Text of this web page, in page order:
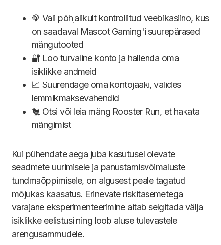
🦚 Vali põhjalikult kontrollitud veebikasiino, kus
on saadaval Mascot Gaming'i suurepärased
mängutooted
🔐 Loo turvaline konto ja hallenda oma
isiklikke andmeid
📈 Suurendage oma kontojääki, valides
lemmikmaksevahendid
🐔 Otsi või leia mäng Rooster Run, et hakata
mängimist
Kui pühendate aega juba kasutusel olevate
seadmete uurimisele ja panustamisvõimaluste
tundmaõppimisele, on algusest peale tagatud
mõjukas kaasatus. Erinevate riskitasemetega
varajane eksperimenteerimine aitab selgitada välja
isiklikke eelistusi ning loob aluse tulevastele
arengusammudele.